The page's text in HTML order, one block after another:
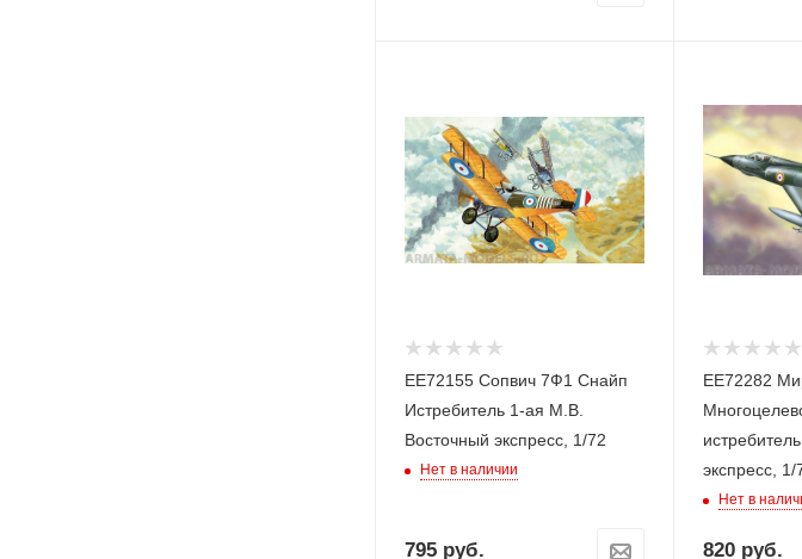
ЕЕ72155 Сопвич 7Ф1 Снайп
Истребитель 1-ая М.В.
Восточный экспресс, 1/72
Нет в наличии
795 руб.
ЕЕ72282
экспресс, 1/
Нет в
820 руб.